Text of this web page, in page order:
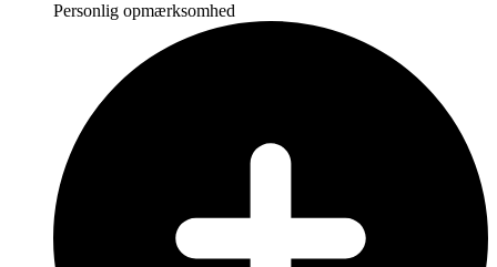
Personlig opmærksomhed